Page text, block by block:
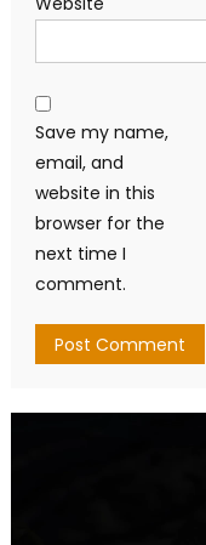
Save my name,
email, and
website in this
browser for the
next time I
comment.